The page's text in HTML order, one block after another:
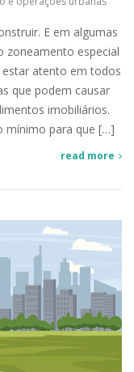
E em algumas
zoneamento especial
estar atento em todos
que podem causar
imobiliários.
mínimo para que […]
read more